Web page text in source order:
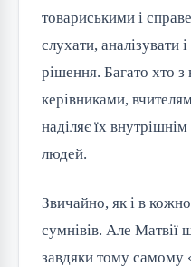
товариськими і
слухати, аналізувати
рішення. Багато хто
керівниками,
наділяє їх
людей.
Звичайно, як і в
сумнівів. Але Матвії
завдяки тому